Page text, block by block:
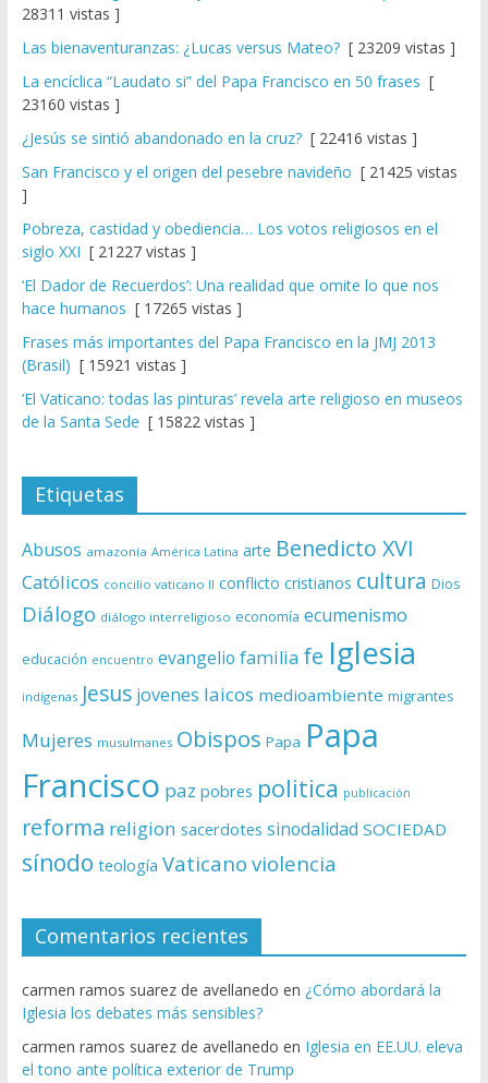
28311 vistas ]
Las bienaventuranzas: ¿Lucas versus Mateo?[ 23209 vistas ]
La encíclica “Laudato si” del Papa Francisco en 50 frases [
23160 vistas ]
¿Jesús se sintió abandonado en la cruz?[ 22416 vistas ]
San Francisco y el origen del pesebre navideño [ 21425 vistas
]
Pobreza, castidad y obediencia… Los votos religiosos en el
siglo XXI [ 21227 vistas ]
‘El Dador de Recuerdos’: Una realidad que omite lo que nos
hace humanos [ 17265 vistas ]
Frases más importantes del Papa Francisco en la JMJ 2013
(Brasil) [ 15921 vistas ]
‘El Vaticano: todas las pinturas’ revela arte religioso en museos
de la Santa Sede [ 15822 vistas ]
Etiquetas
Abusos amazonía América Latina arte Benedicto XVI
Católicos concilio vaticano II conflicto cristianos cultura Dios
Diálogo diálogo interreligioso economía ecumenismo
educación encuentro evangelio familia fe Iglesia
indígenas Jesus jovenes laicos medioambiente migrantes
Mujeres musulmanes Obispos Papa Papa
Francisco paz pobres politica publicación
reforma religion sacerdotes sinodalidad SOCIEDAD
sínodo teología Vaticano violencia
Comentarios recientes
carmen ramos suarez de avellanedo en ¿Cómo abordará la
Iglesia los debates más sensibles?
carmen ramos suarez de avellanedo en Iglesia en EE.UU. eleva
el tono ante política exterior de Trump